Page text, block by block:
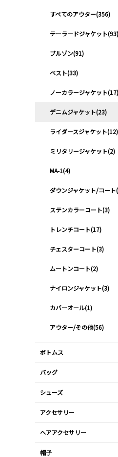
すべてのアウター(356)
テーラードジャケット(93)
ブルゾン(91)
ベスト(33)
ノーカラージャケット(17)
デニムジャケット(23)
ライダースジャケット(12)
ミリタリージャケット(2)
MA-1(4)
ダウンジャケット/コート
ステンカラーコート(3)
トレンチコート(17)
チェスターコート(3)
ムートンコート(2)
ナイロンジャケット(3)
カバーオール(1)
アウター/その他(56)
ボトムス
バッグ
シューズ
アクセサリー
ヘアアクセサリー
帽子